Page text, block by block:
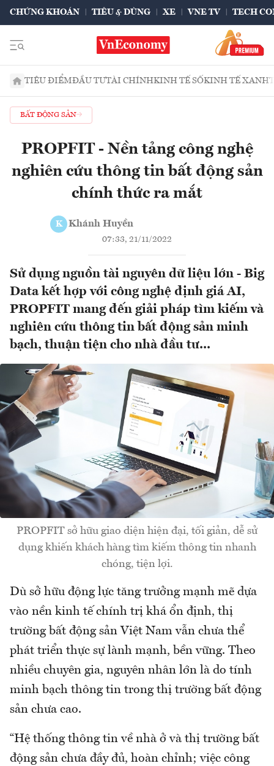
CHỨNG KHOÁN TIÊU & DÙNG XE VNE TV TECH
TIÊU ĐIỂMĐẦU TƯTÀI CHÍNHKINH TẾ SỐKINH TẾ XANH
BẤT ĐỘNG SẢN
PROPFIT - Nền tảng công nghệ
nghiên cứu thông tin bất động sản
chính thức ra mắt
K Khánh Huyền
07:33, 21/11/2022
Sử dụng nguồn tài nguyên dữ liệu lớn - Big
Data kết hợp với công nghệ định giá AI,
PROPFIT mang đến giải pháp tìm kiếm và
nghiên cứu thông tin bất động sản minh
bạch, thuận tiện cho nhà đầu tư...
PROPFIT sở hữu giao diện hiện đại, tối giản, dễ sử
dụng khiến khách hàng tìm kiếm thông tin nhanh
chóng, tiện lợi.
Dù sở hữu động lực tăng trưởng mạnh mẽ dựa
vào nền kinh tế chính trị khá ổn định, thị
trường bất động sản Việt Nam vẫn chưa thể
phát triển thực sự lành mạnh, bền vững. Theo
nhiều chuyên gia, nguyên nhân lớn là do tính
minh bạch thông tin trong thị trường bất động
sản chưa cao.
“Hệ thống thông tin về nhà ở và thị trường bất
động sản chưa đầy đủ, hoàn chỉnh; việc công